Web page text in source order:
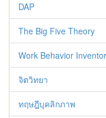
DAP
The Big Five Theory
Work Behavior
จิตวิทยา
ทฤษฎีบุคลิกภาพ